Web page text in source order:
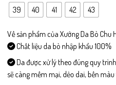
699,000
39 40 41 42 43
Về sản phẩm của Xưởng Da Bò Chu
Chất liệu da bò nhập khẩu 100%
Da được xử lý theo đúng quy
sẽ càng mềm mại, dẻo dai, bền